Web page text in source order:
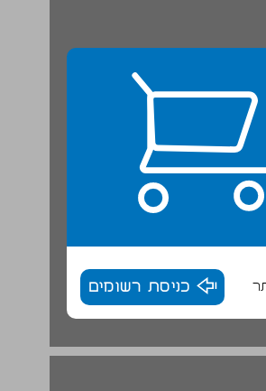
כניסת רשומים